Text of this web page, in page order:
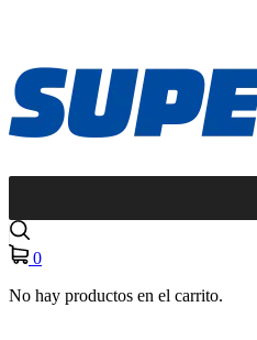
0
No hay productos en el carrito.